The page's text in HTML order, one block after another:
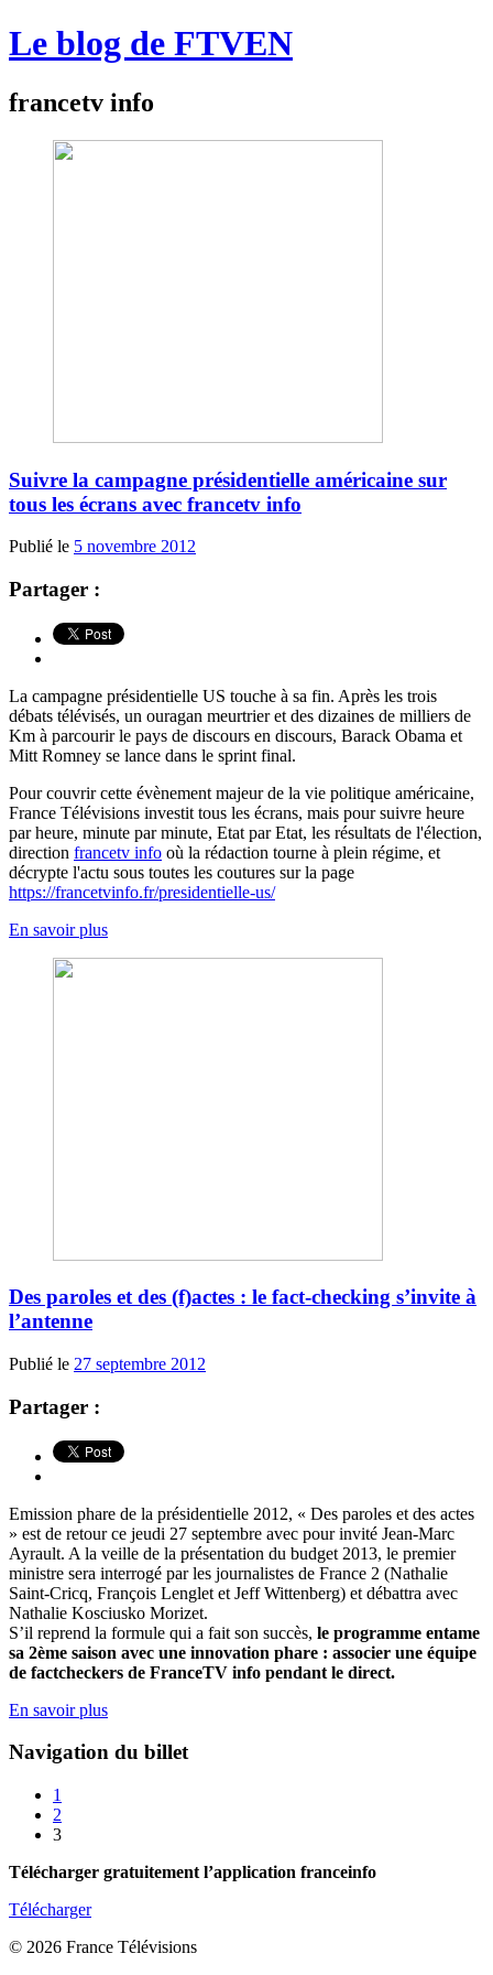
Le blog de FTVEN
francetv info
Suivre la campagne présidentielle américaine sur
tous les écrans avec francetv info
Publié le 5 novembre 2012
Partager :
La campagne présidentielle US touche à sa fin. Après les trois
débats télévisés, un ouragan meurtrier et des dizaines de milliers de
Km à parcourir le pays de discours en discours, Barack Obama et
Mitt Romney se lance dans le sprint final.
Pour couvrir cette évènement majeur de la vie politique américaine,
France Télévisions investit tous les écrans, mais pour suivre heure
par heure, minute par minute, Etat par Etat, les résultats de l'élection,
direction francetv info où la rédaction tourne à plein régime, et
décrypte l'actu sous toutes les coutures sur la page
https://francetvinfo.fr/presidentielle-us/
En savoir plus
Des paroles et des (f)actes : le fact-checking s’invite à
l’antenne
Publié le 27 septembre 2012
Partager :
Emission phare de la présidentielle 2012, « Des paroles et des actes
» est de retour ce jeudi 27 septembre avec pour invité Jean-Marc
Ayrault. A la veille de la présentation du budget 2013, le premier
ministre sera interrogé par les journalistes de France 2 (Nathalie
Saint-Cricq, François Lenglet et Jeff Wittenberg) et débattra avec
Nathalie Kosciusko Morizet.
S’il reprend la formule qui a fait son succès, le programme entame
sa 2ème saison avec une innovation phare : associer une équipe
de factcheckers de FranceTV info pendant le direct.
En savoir plus
Navigation du billet
1
2
3
Télécharger gratuitement l’application franceinfo
Télécharger
© 2026 France Télévisions